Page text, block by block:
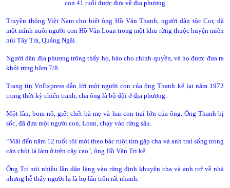
con 41 tuổi được đưa về địa phương
Truyền thông Việt Nam cho biết ông Hồ Văn Thanh, người dân tộc Cor, đã
một mình nuôi người con Hồ Văn Loan trong một khu rừng thuộc huyện miền
núi Tây Trà, Quảng Ngãi.
Người dân địa phương trông thấy họ, báo cho chính quyền, và họ được đưa ra
khỏi rừng hôm 7/8.
Trang tin VnExpress dẫn lời một người con của ông Thanh kể lại năm 1972
trong thời kỳ chiến tranh, cha ông là bộ đội ở địa phương.
Một lần, bom nổ, giết chết bà mẹ và hai con trai lớn của ông. Ông Thanh bị
sốc, đã đưa một người con, Loan, chạy vào rừng sâu.
“Mãi đến năm 12 tuổi tôi mới theo bác ruột tìm gặp cha và anh trai sống trong
căn chòi lá làm ở trên cây cao", ông Hồ Văn Tri kể.
Ông Tri nói nhiều lần dân làng vào rừng định khuyên cha và anh trở về nhà
nhưng hễ thấy người lạ là họ lẩn trốn rất nhanh.